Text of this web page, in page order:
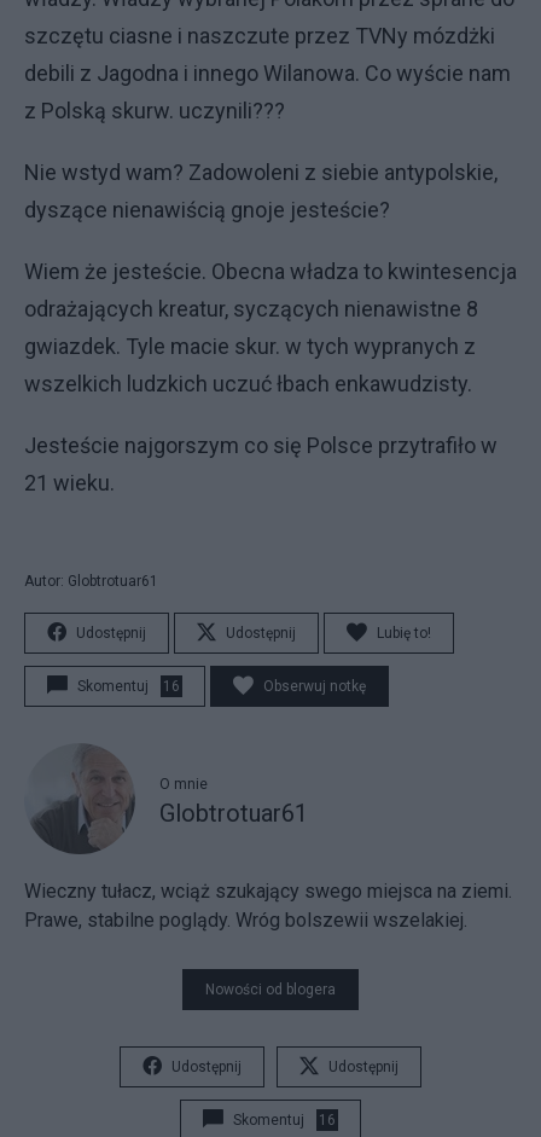
szczętu ciasne i naszczute przez TVNy mózdżki
debili z Jagodna i innego Wilanowa. Co wyście nam
z Polską skurw. uczynili???
Nie wstyd wam? Zadowoleni z siebie antypolskie,
dyszące nienawiścią gnoje jesteście?
Wiem że jesteście. Obecna władza to kwintesencja
odrażających kreatur, syczących nienawistne 8
gwiazdek. Tyle macie skur. w tych wypranych z
wszelkich ludzkich uczuć łbach enkawudzisty.
Jesteście najgorszym co się Polsce przytrafiło w
21 wieku.
Autor: Globtrotuar61
Udostępnij Udostępnij Lubię to!
Skomentuj 16 Obserwuj notkę
O mnie
Globtrotuar61
Wieczny tułacz, wciąż szukający swego miejsca na ziemi.
Prawe, stabilne poglądy. Wróg bolszewii wszelakiej.
Nowości od blogera
Udostępnij Udostępnij
Skomentuj 16